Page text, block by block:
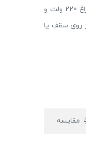
دلیل استفاده از تکنولوژی SMD و لنز بر روی چراغ دارای نوری شفاف و زنده میباشد.ورودی برق این چراغ 220 ولت و
بر روی سقف یا
مقایسه